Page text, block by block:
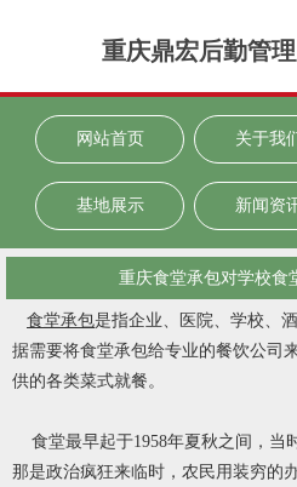
重庆鼎宏后勤管
网站首页 关于我
基地展示 新闻资
重庆食堂承包对学校食
食堂承包是指企业、医院、学校、
据需要将食堂承包给专业的餐饮公司
供的各类菜式就餐。
食堂最早起于1958年夏秋之间，当
那是政治疯狂来临时，农民用装穷的